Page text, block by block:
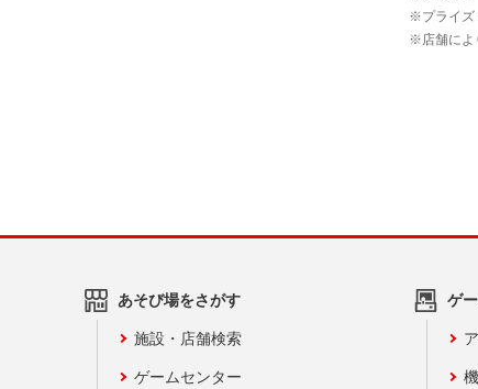
あそび場をさがす
施設・店舗検索
ゲームセンター
ゲ